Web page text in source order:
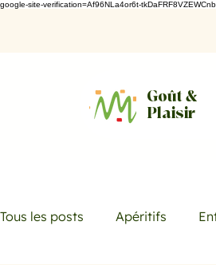
google-site-verification=Af96NLa4or6t-
Goût &
Plaisir
Tous les posts Apéritifs